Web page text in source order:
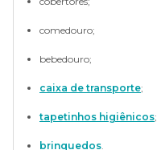
comedouro;
bebedouro;
caixa de transporte;
tapetinhos higiênicos;
brinquedos.